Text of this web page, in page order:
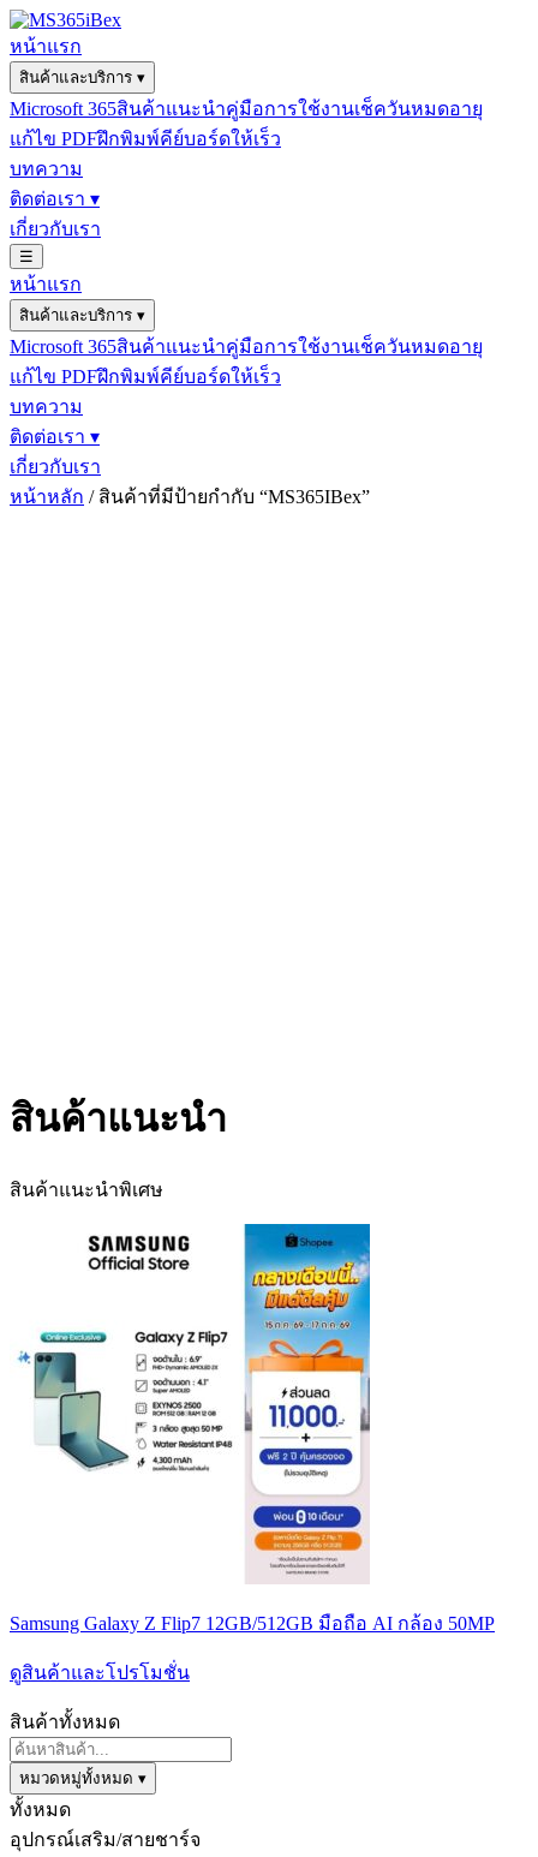
หน้าแรก
สินค้าและบริการ ▾
Microsoft 365สินค้าแนะนำคู่มือการใช้งานเช็ควันหมดอายุ
แก้ไข PDFฝึกพิมพ์คีย์บอร์ดให้เร็ว
บทความ
ติดต่อเรา ▾
เกี่ยวกับเรา
☰
หน้าแรก
สินค้าและบริการ ▾
Microsoft 365สินค้าแนะนำคู่มือการใช้งานเช็ควันหมดอายุ
แก้ไข PDFฝึกพิมพ์คีย์บอร์ดให้เร็ว
บทความ
ติดต่อเรา ▾
เกี่ยวกับเรา
หน้าหลัก / สินค้าที่มีป้ายกำกับ “MS365IBex”
สินค้าแนะนำ
สินค้าแนะนำพิเศษ
Samsung Galaxy Z Flip7 12GB/512GB มือถือ AI กล้อง 50MP
ดูสินค้าและโปรโมชั่น
สินค้าทั้งหมด
หมวดหมู่ทั้งหมด ▾
ทั้งหมด
อุปกรณ์เสริม/สายชาร์จ